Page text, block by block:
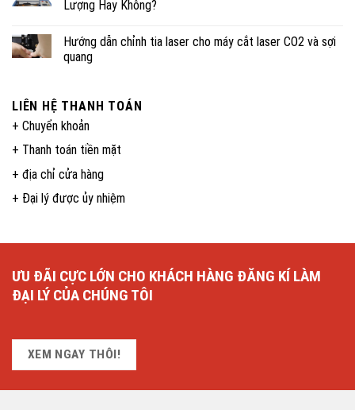
Lượng Hay Không?
Hướng dẫn chỉnh tia laser cho máy cắt laser CO2 và sợi
quang
LIÊN HỆ THANH TOÁN
+ Chuyển khoản
+ Thanh toán tiền mặt
+ địa chỉ cửa hàng
+ Đại lý được ủy nhiệm
ƯU ĐÃI CỰC LỚN CHO KHÁCH HÀNG ĐĂNG KÍ LÀM
ĐẠI LÝ CỦA CHÚNG TÔI
XEM NGAY THÔI!